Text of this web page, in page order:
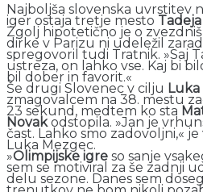
Najboljša slovenska uvrstitev
iger ostaja tretje mesto
Zgolj hipotetično je o
dirke v Parizu ni udeležil
spregovoril tudi Tratnik. »Saj
ustreza, on lahko vse. Kaj bi
bil dober in favorit.«
Še drugi Slovenec v cilju
zmagovalcem na 38. mestu
23 sekund, medtem ko sta
Novakodstopila. »Jan je
čast. Lahko smo zadovoljni,«
Luka Mezgec.
»Olimpijske igre so sanje
sem se motiviral za še zadnji
delu sezone. Danes sem